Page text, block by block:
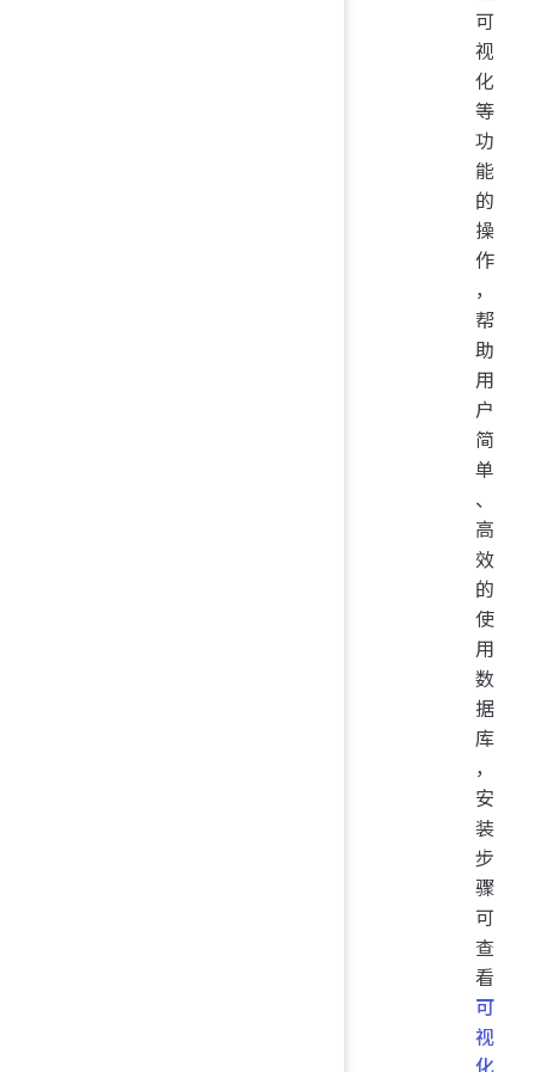
可
视
化
等
功
能
的
操
作
，
帮
助
用
户
简
单
、
高
效
的
使
用
数
据
库
，
安
装
步
骤
可
查
看
可
视
化